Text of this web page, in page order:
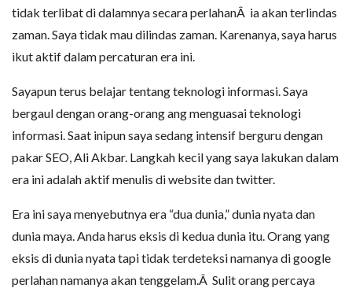
tidak terlibat di dalamnya secara perlahanÂ ia akan terlindas
zaman. Saya tidak mau dilindas zaman. Karenanya, saya harus
ikut aktif dalam percaturan era ini.
Sayapun terus belajar tentang teknologi informasi. Saya
bergaul dengan orang-orang ang menguasai teknologi
informasi. Saat inipun saya sedang intensif berguru dengan
pakar SEO, Ali Akbar. Langkah kecil yang saya lakukan dalam
era ini adalah aktif menulis di website dan twitter.
Era ini saya menyebutnya era “dua dunia,” dunia nyata dan
dunia maya. Anda harus eksis di kedua dunia itu. Orang yang
eksis di dunia nyata tapi tidak terdeteksi namanya di google
perlahan namanya akan tenggelam.Â Sulit orang percaya